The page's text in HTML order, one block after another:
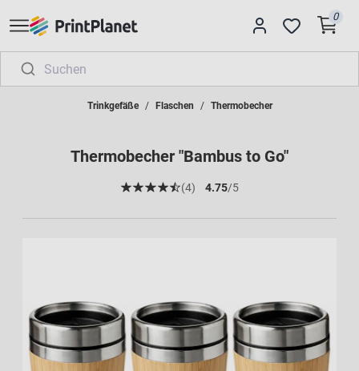
0
Trinkgefäße Flaschen Thermobecher
Thermobecher "Bambus to Go"
(4) 4.75/5